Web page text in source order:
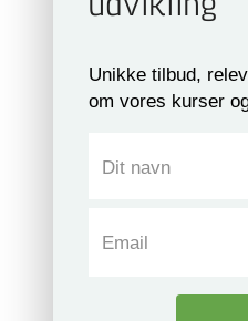
udvikling
Unikke tilbud,
om vores kurser
Dit navn
Email